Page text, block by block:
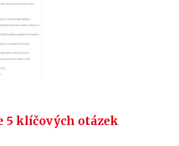
5 klíčových otázek